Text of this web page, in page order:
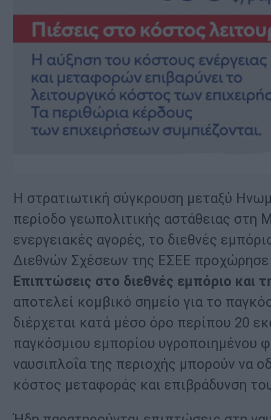
Η στρατιωτική σύγκρουση μεταξύ
περίοδο γεωπολιτικής αστάθειας στη
ενεργειακές αγορές, το διεθνές
Διεθνών Σχέσεων της ΕΣΕΕ προχώρησε
Επιπτώσεις στο διεθνές εμπόριο και
αποτελεί κομβικό σημείο για το
διέρχεται κατά μέσο όρο περίπου 20
παγκόσμιου εμπορίου υγροποιημένου
ναυσιπλοΐα της περιοχής μπορούν να
κόστος μεταφοράς και επιβράδυνση